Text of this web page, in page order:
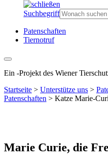
Suchbegriff
Patenschaften
Tiernotruf
Ein -Projekt des Wiener
Startseite > Unterstütze uns >
Patenschaften > Katze Marie-
Marie Curie, die